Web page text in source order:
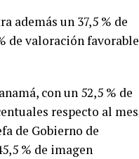
además un 37,5 % de
de valoración favorable
con un 52,5 % de
respecto al mes
de Gobierno de
% de imagen